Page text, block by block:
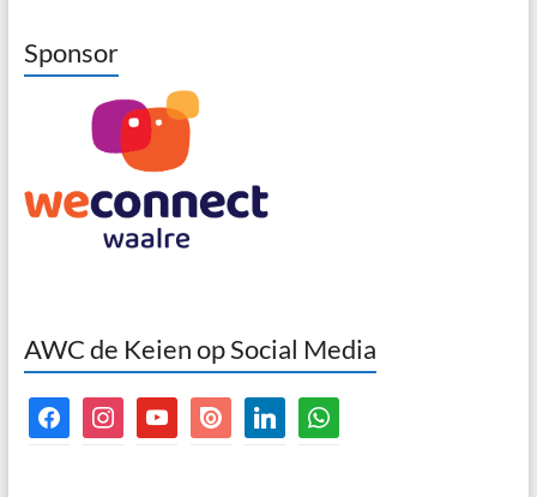
Sponsor
AWC de Keien op Social Media
facebookinstagramyoutubeissuu linkedinwhatsapp